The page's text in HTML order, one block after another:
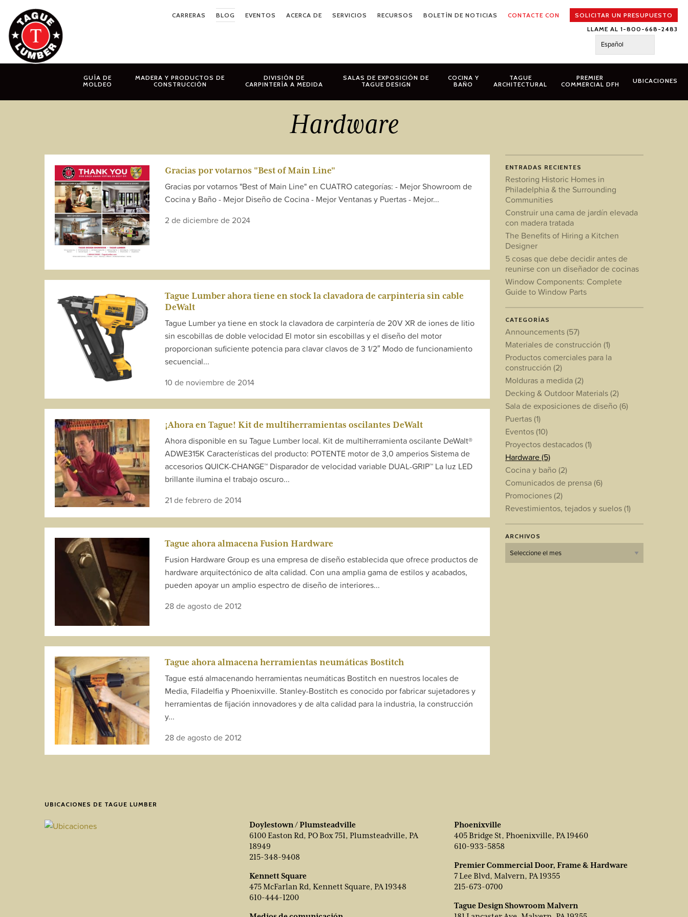
contenido
CARRERAS BLOG EVENTOS ACERCA DE SERVICIOS RECURSOS BOLETÍN DE NOTICIAS CONTACTE CON
SOLICITAR UN PRESUPUESTO
LLAME AL 1-800-668-2483
Español
GUÍA DE
MOLDEO
MADERA Y PRODUCTOS DE
CONSTRUCCIÓN
DIVISIÓN DE
CARPINTERÍA A MEDIDA
SALAS DE EXPOSICIÓN DE
TAGUE DESIGN
COCINA Y
BAÑO
TAGUE
ARCHITECTURAL
PREMIER
COMMERCIAL DFH
UBICACIONES
Hardware
Gracias por votarnos "Best of Main Line"
Gracias por votarnos "Best of Main Line" en CUATRO categorías: - Mejor Showroom de
Cocina y Baño - Mejor Diseño de Cocina - Mejor Ventanas y Puertas - Mejor...
2 de diciembre de 2024
Tague Lumber ahora tiene en stock la clavadora de carpintería sin cable
DeWalt
Tague Lumber ya tiene en stock la clavadora de carpintería de 20V XR de iones de litio
sin escobillas de doble velocidad El motor sin escobillas y el diseño del motor
proporcionan suficiente potencia para clavar clavos de 3 1/2″ Modo de funcionamiento
secuencial...
10 de noviembre de 2014
¡Ahora en Tague! Kit de multiherramientas oscilantes DeWalt
Ahora disponible en su Tague Lumber local. Kit de multiherramienta oscilante DeWalt®
ADWE315K Características del producto: POTENTE motor de 3,0 amperios Sistema de
accesorios QUICK-CHANGE™ Disparador de velocidad variable DUAL-GRIP™ La luz LED
brillante ilumina el trabajo oscuro...
21 de febrero de 2014
Tague ahora almacena Fusion Hardware
Fusion Hardware Group es una empresa de diseño establecida que ofrece productos de
hardware arquitectónico de alta calidad. Con una amplia gama de estilos y acabados,
pueden apoyar un amplio espectro de diseño de interiores...
28 de agosto de 2012
Tague ahora almacena herramientas neumáticas Bostitch
Tague está almacenando herramientas neumáticas Bostitch en nuestros locales de
Media, Filadelfia y Phoenixville. Stanley-Bostitch es conocido por fabricar sujetadores y
herramientas de fijación innovadores y de alta calidad para la industria, la construcción
y...
28 de agosto de 2012
ENTRADAS RECIENTES
Restoring Historic Homes in
Philadelphia & the Surrounding
Communities
Construir una cama de jardín elevada
con madera tratada
The Benefits of Hiring a Kitchen
Designer
5 cosas que debe decidir antes de
reunirse con un diseñador de cocinas
Window Components: Complete
Guide to Window Parts
CATEGORÍAS
Announcements(57)
Materiales de construcción (1)
Productos comerciales para la
construcción (2)
Molduras a medida(2)
Decking & Outdoor Materials(2)
Sala de exposiciones de diseño(6)
Puertas(1)
Eventos(10)
Proyectos destacados(1)
Hardware(5)
Cocina y baño(2)
Comunicados de prensa(6)
Promociones(2)
Revestimientos, tejados y suelos(1)
ARCHIVOS
Archivos
UBICACIONES DE TAGUE LUMBER
Doylestown / Plumsteadville
6100 Easton Rd, PO Box 751, Plumsteadville, PA
18949
215-348-9408
Kennett Square
475 McFarlan Rd, Kennett Square, PA 19348
610-444-1200
Phoenixville
405 Bridge St, Phoenixville, PA 19460
610-933-5858
Premier Commercial Door, Frame & Hardware
7 Lee Blvd, Malvern, PA 19355
215-673-0700
Tague Design Showroom Malvern